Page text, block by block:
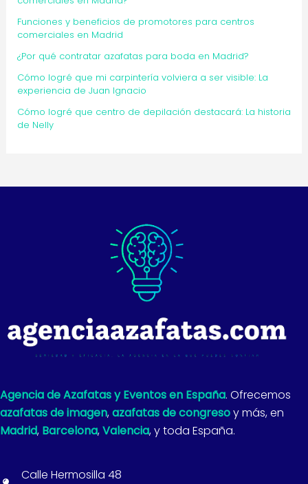
Funciones y beneficios de promotores para centros
comerciales en Madrid
¿Por qué contratar azafatas para boda en Madrid?
Cómo logré que mi carpintería volviera a ser visible: La
experiencia de Juan Ignacio
Cómo logré que centro de depilación destacará: La historia
de Nelly
Agencia de Azafatas y Eventos en España. Ofrecemos
azafatas de imagen,azafatas de congresoy más, en
Madrid, Barcelona,Valencia, y toda España.
Calle Hermosilla 48